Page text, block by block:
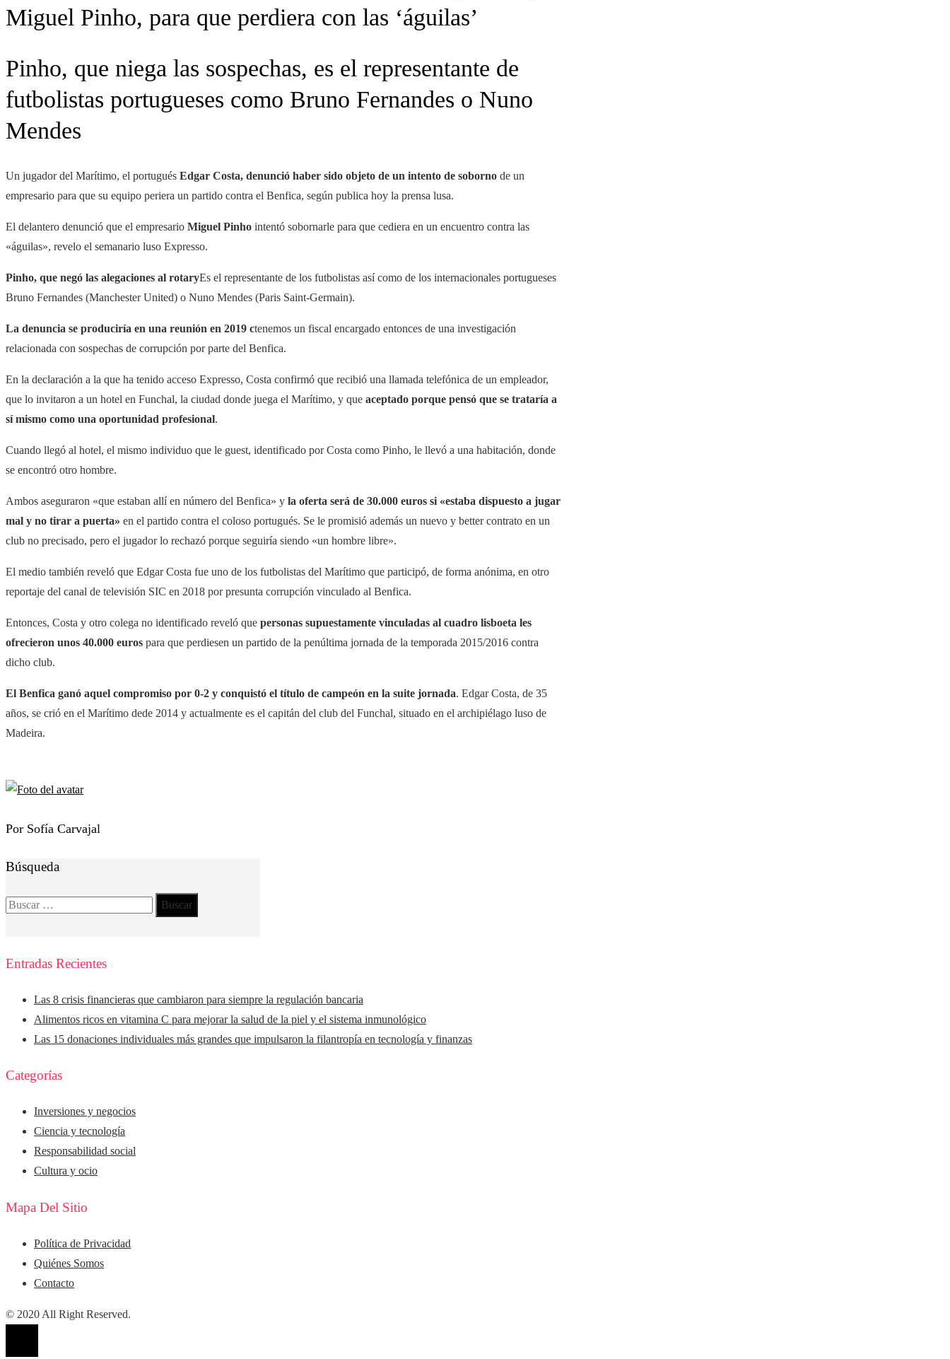
Miguel Pinho, para que perdiera con las ‘águilas’
Pinho, que niega las sospechas, es el representante de
futbolistas portugueses como Bruno Fernandes o Nuno
Mendes
Un jugador del Marítimo, el portugués Edgar Costa, denunció haber sido objeto de un intento de soborno de un
empresario para que su equipo periera un partido contra el Benfica, según publica hoy la prensa lusa.
El delantero denunció que el empresario Miguel Pinho intentó sobornarle para que cediera en un encuentro contra las
«águilas», revelo el semanario luso Expresso.
Pinho, que negó las alegaciones al rotaryEs el representante de los futbolistas así como de los internacionales portugueses
Bruno Fernandes (Manchester United) o Nuno Mendes (Paris Saint-Germain).
La denuncia se produciría en una reunión en 2019 ctenemos un fiscal encargado entonces de una investigación
relacionada con sospechas de corrupción por parte del Benfica.
En la declaración a la que ha tenido acceso Expresso, Costa confirmó que recibió una llamada telefónica de un empleador,
que lo invitaron a un hotel en Funchal, la ciudad donde juega el Marítimo, y que aceptado porque pensó que se trataría a
sí mismo como una oportunidad profesional.
Cuando llegó al hotel, el mismo individuo que le guest, identificado por Costa como Pinho, le llevó a una habitación, donde
se encontró otro hombre.
Ambos aseguraron «que estaban allí en número del Benfica» y la oferta será de 30.000 euros si «estaba dispuesto a jugar
mal y no tirar a puerta» en el partido contra el coloso portugués. Se le promisió además un nuevo y better contrato en un
club no precisado, pero el jugador lo rechazó porque seguiría siendo «un hombre libre».
El medio también reveló que Edgar Costa fue uno de los futbolistas del Marítimo que participó, de forma anónima, en otro
reportaje del canal de televisión SIC en 2018 por presunta corrupción vinculado al Benfica.
Entonces, Costa y otro colega no identificado reveló que personas supuestamente vinculadas al cuadro lisboeta les
ofrecieron unos 40.000 euros para que perdiesen un partido de la penúltima jornada de la temporada 2015/2016 contra
dicho club.
El Benfica ganó aquel compromiso por 0-2 y conquistó el título de campeón en la suite jornada. Edgar Costa, de 35
años, se crió en el Marítimo dede 2014 y actualmente es el capitán del club del Funchal, situado en el archipiélago luso de
Madeira.
Por Sofía Carvajal
Búsqueda
Buscar:
Entradas Recientes
Las 8 crisis financieras que cambiaron para siempre la regulación bancaria
Alimentos ricos en vitamina C para mejorar la salud de la piel y el sistema inmunológico
Las 15 donaciones individuales más grandes que impulsaron la filantropía en tecnología y finanzas
Categorías
Inversiones y negocios
Ciencia y tecnología
Responsabilidad social
Cultura y ocio
Mapa Del Sitio
Política de Privacidad
Quiénes Somos
Contacto
© 2020 All Right Reserved.